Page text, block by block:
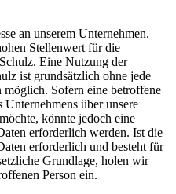
an unserem Unternehmen.
Stellenwert für die
Eine Nutzung der
ist grundsätzlich ohne jede
möglich. Sofern eine betroffene
Unternehmens über unsere
könnte jedoch eine
erforderlich werden. Ist die
erforderlich und besteht für
Grundlage, holen wir
Person ein.